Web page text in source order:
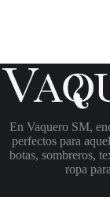
En Vaquero SM,
perfectos para
botas, sombreros,
ropa